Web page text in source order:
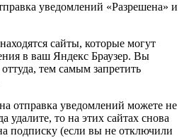
уведомлений «Разрешена» и
сайты, которые могут
в ваш Яндекс Браузер. Вы
тем самым запретить
отправка уведомлений можете не
удалите, то на этих сайтах снова
подписку (если вы не отключили